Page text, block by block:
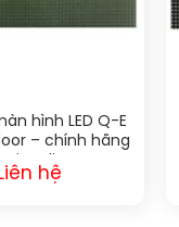
hình LED Q-E
– chính hãng
Qiangli
Liên hệ